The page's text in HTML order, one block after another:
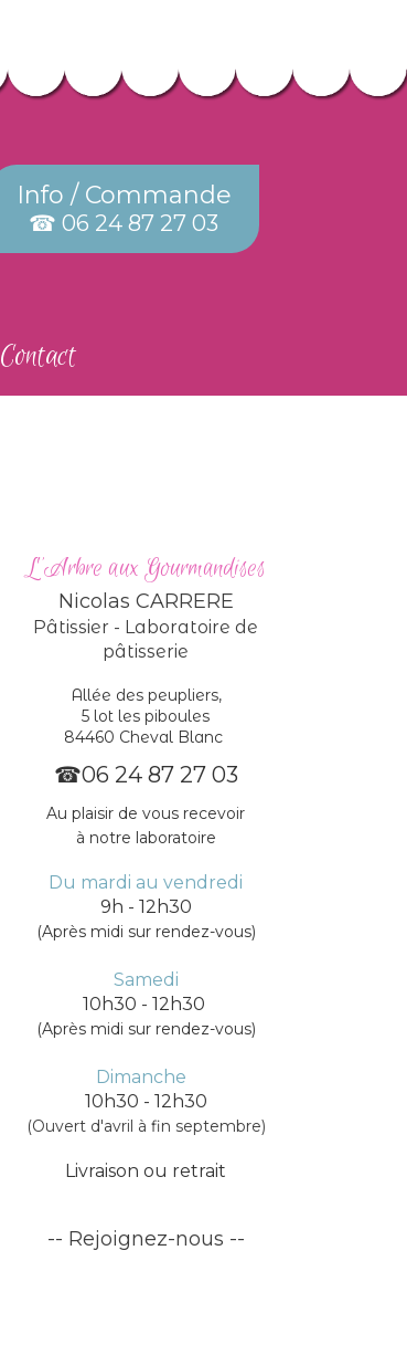
Info / Commande
☎ 06 24 87 27 03
Contact
L'Arbre aux Gourmandises
Nicolas CARRERE
Pâtissier - Laboratoire de
pâtisserie
Allée des peupliers,
5 lot les piboules
84460 Cheval Blanc
☎06 24 87 27 03
Au plaisir de vous recevoir
à notre laboratoire
Du mardi au vendredi
9h - 12h30
(Après midi sur rendez-vous)
Samedi
10h30 - 12h30
(Après midi sur rendez-vous)
Dimanche
10h30 - 12h30
(Ouvert d'avril à fin septembre)
Livraison ou retrait
-- Rejoignez-nous --